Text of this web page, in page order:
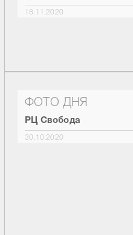
18.11.2020
ФОТО ДНЯ
РЦ Свобода
30.10.2020